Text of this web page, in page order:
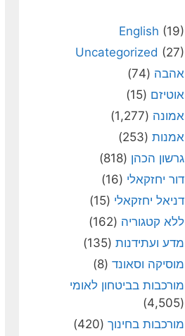
English (19)
Uncategorized (27)
אהבה (74)
אוטיזם (15)
אמונה (1,277)
אמנות (253)
גרשון הכהן (818)
דור יחזקאלי (16)
דניאל יחזקאלי (15)
ללא קטגוריה (162)
מדע ועתידנות (135)
מוסיקה וסאונד (8)
מורכבות בביטחון לאומי
(4,505)
מורכבות בחינוך (420)